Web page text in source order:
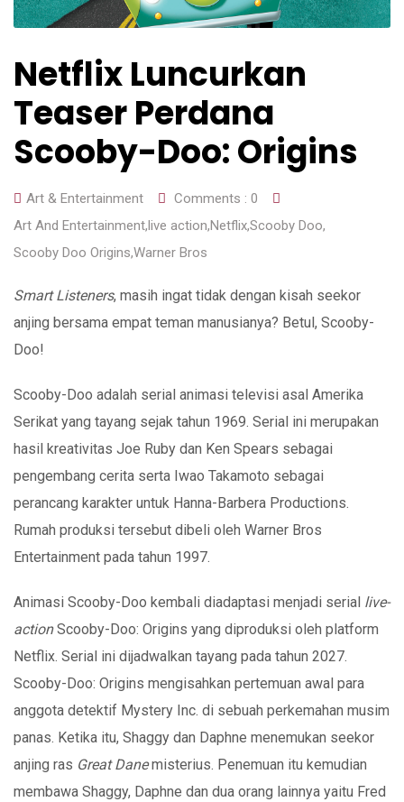
Netflix Luncurkan
Teaser Perdana
Scooby-Doo: Origins
Art & Entertainment Comments : 0
Art And Entertainment,live action,Netflix,Scooby Doo,
Scooby Doo Origins,Warner Bros
Smart Listeners, masih ingat tidak dengan kisah seekor
anjing bersama empat teman manusianya? Betul, Scooby-
Doo!
Scooby-Doo adalah serial animasi televisi asal Amerika
Serikat yang tayang sejak tahun 1969. Serial ini merupakan
hasil kreativitas Joe Ruby dan Ken Spears sebagai
pengembang cerita serta Iwao Takamoto sebagai
perancang karakter untuk Hanna-Barbera Productions.
Rumah produksi tersebut dibeli oleh Warner Bros
Entertainment pada tahun 1997.
Animasi Scooby-Doo kembali diadaptasi menjadi serial live-
actionScooby-Doo: Origins yang diproduksi oleh platform
Netflix. Serial ini dijadwalkan tayang pada tahun 2027.
Scooby-Doo: Origins mengisahkan pertemuan awal para
anggota detektif Mystery Inc. di sebuah perkemahan musim
panas. Ketika itu, Shaggy dan Daphne menemukan seekor
anjing ras Great Danemisterius. Penemuan itu kemudian
membawa Shaggy, Daphne dan dua orang lainnya yaitu Fred